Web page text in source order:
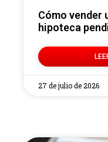
Cómo vender una vivienda con
hipoteca
27 de julio de 2026